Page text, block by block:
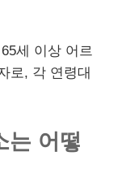
세 이상 어르
로, 각 연령대
는 어떻